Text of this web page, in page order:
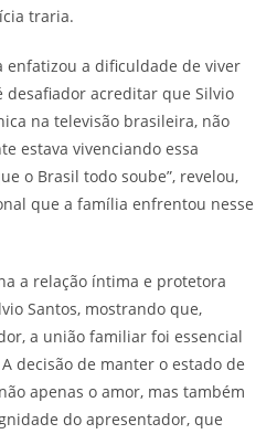
traria.
enfatizou a dificuldade de viver
desafiador acreditar que Silvio
na televisão brasileira, não
estava vivenciando essa
o Brasil todo soube”, revelou,
que a família enfrentou nesse
a relação íntima e protetora
Santos, mostrando que,
a união familiar foi essencial
decisão de manter o estado de
apenas o amor, mas também
do apresentador, que